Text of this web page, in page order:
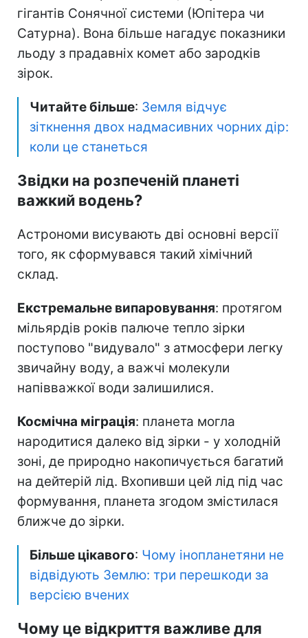
гігантів Сонячної системи (Юпітера чи
Сатурна). Вона більше нагадує показники
льоду з прадавніх комет або зародків
зірок.
Читайте більше: Земля відчує
зіткнення двох надмасивних чорних дір:
коли це станеться
Звідки на розпеченій планеті
важкий водень?
Астрономи висувають дві основні версії
того, як сформувався такий хімічний
склад.
Екстремальне випаровування: протягом
мільярдів років палюче тепло зірки
поступово "видувало" з атмосфери легку
звичайну воду, а важчі молекули
напівважкої води залишилися.
Космічна міграція: планета могла
народитися далеко від зірки - у холодній
зоні, де природно накопичується багатий
на дейтерій лід. Вхопивши цей лід під час
формування, планета згодом змістилася
ближче до зірки.
Більше цікавого: Чому інопланетяни не
відвідують Землю: три перешкоди за
версією вчених
Чому це відкриття важливе для